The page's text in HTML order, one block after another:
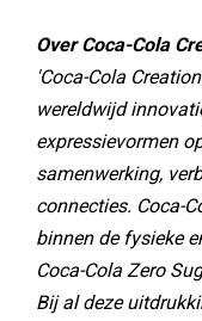
Over Coca-Cola
'Coca-Cola
wereldwijd
expressievormen
samenwerking,
connecties. Coca-
binnen de fysieke
Coca-Cola Zero
Bij al deze